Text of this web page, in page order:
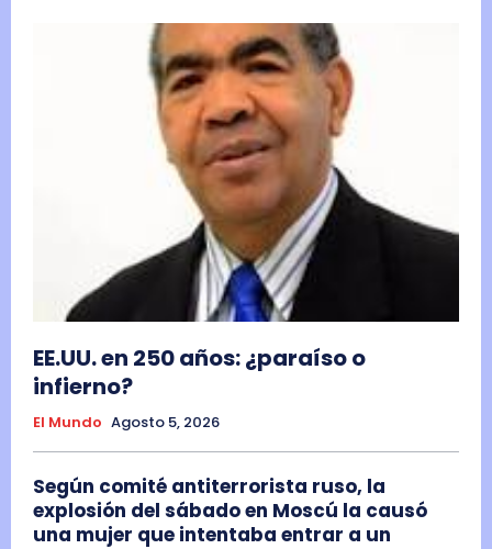
EE.UU. en 250 años: ¿paraíso o
infierno?
El Mundo Agosto 5, 2026
Según comité antiterrorista ruso, la
explosión del sábado en Moscú la causó
una mujer que intentaba entrar a un